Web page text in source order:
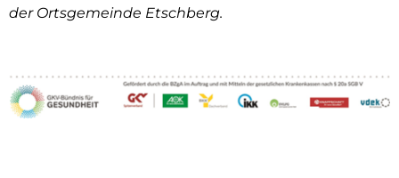
der Ortsgemeinde Etschberg.